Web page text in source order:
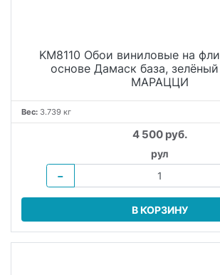
KM8110 Обои виниловые на
основе Дамаск база,
МАРАЦЦИ
Вес: 3.739 кг
4 500 руб.
рул
−
В КОРЗИНУ